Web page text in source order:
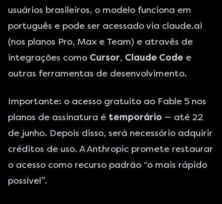
usuários brasileiros, o modelo funciona em
português e pode ser acessado via claude.ai
(nos planos Pro, Max e Team) e atravês de
integrações como Cursor, Claude Code e
outras ferramentas de desenvolvimento.
Importante: o acesso gratuito ao Fable 5 nos
planos de assinatura é temporário — até 22
de junho. Depois disso, será necessório adquirir
créditos de uso. A Anthropic promete restaurar
o acesso como recurso padrão “o mais rápido
possível”.